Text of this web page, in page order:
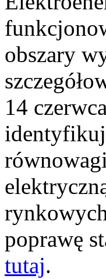
obszary
14
poprawę
tutaj.